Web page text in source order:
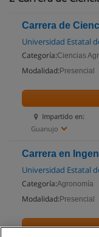
Carrera de
Universidad Estatal
Categoría:Ciencias
Modalidad: Presencial
Impartido en:
Guanujo
Carrera en
Universidad Estatal
Categoría:Agronomía
Modalidad: Presencial